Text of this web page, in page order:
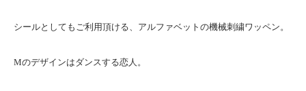
シールとしてもご利用頂ける、アルファベットの機械刺繍ワッペン。
Mのデザインはダンスする恋人。